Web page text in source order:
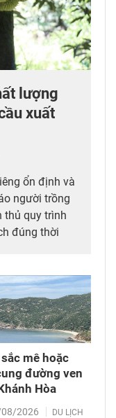
lượng
xuất
ổn định và
người trồng
thủ quy trình
đúng thời
mê hoặc
đường ven
Hòa
2026 DU LỊCH